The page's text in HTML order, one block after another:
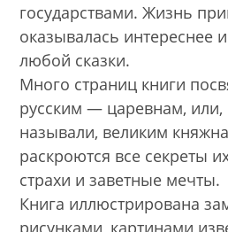
государствами. Жизнь
оказывалась интереснее
любой сказки.
Много страниц книги
русским — царевнам, или,
называли, великим
раскроются все секреты
страхи и заветные мечты.
Книга иллюстрирована
рисунками, картинами